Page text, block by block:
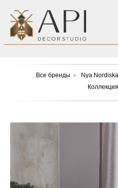
Все бренды » Nya Nordiska